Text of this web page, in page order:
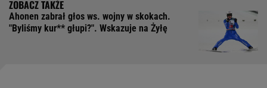
Ahonen zabrał głos ws. wojny w skokach.
"Byliśmy kur** głupi?". Wskazuje na Żyłę